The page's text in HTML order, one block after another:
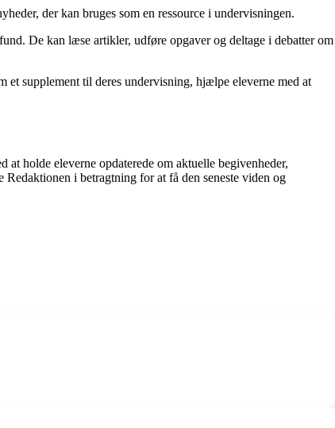
der kan bruges som en ressource i undervisningen.
De kan læse artikler, udføre opgaver og deltage i debatter om
supplement til deres undervisning, hjælpe eleverne med at
holde eleverne opdaterede om aktuelle begivenheder,
i betragtning for at få den seneste viden og